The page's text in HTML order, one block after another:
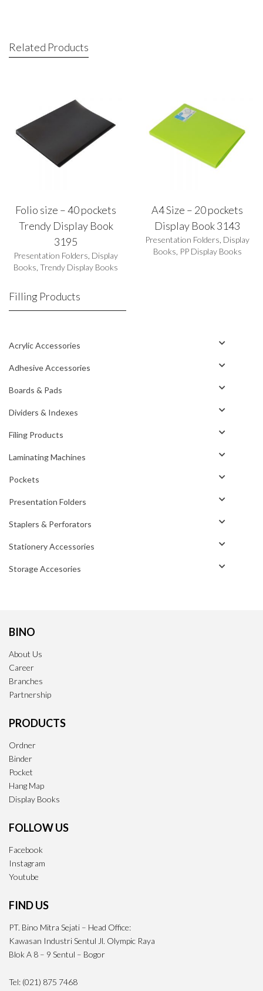
Related Products
Folio size – 40 pockets
Trendy Display Book
3195
Presentation Folders Display
Books Trendy Display Books
A4 Size – 20 pockets
Display Book 3143
Presentation Folders Display
Books PP Display Books
Filling Products
Acrylic Accessories
Adhesive Accessories
Boards & Pads
Dividers & Indexes
Filing Products
Laminating Machines
Pockets
Presentation Folders
Staplers & Perforators
Stationery Accessories
Storage Accesories
BINO
About Us
Career
Branches
Partnership
PRODUCTS
Ordner
Binder
Pocket
Hang Map
Display Books
FOLLOW US
Facebook
Instagram
Youtube
FIND US
PT. Bino Mitra Sejati – Head Office:
Kawasan Industri Sentul Jl. Olympic Raya
Blok A 8 – 9 Sentul – Bogor
Tel: (021) 875 7468